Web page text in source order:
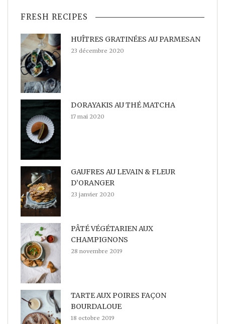
FRESH RECIPES
HUÎTRES GRATINÉES AU PARMESAN
23 décembre 2020
DORAYAKIS AU THÉ MATCHA
17 mai 2020
GAUFRES AU LEVAIN & FLEUR
D’ORANGER
23 janvier 2020
PÂTÉ VÉGÉTARIEN AUX
CHAMPIGNONS
28 novembre 2019
TARTE AUX POIRES FAÇON
BOURDALOUE
18 octobre 2019